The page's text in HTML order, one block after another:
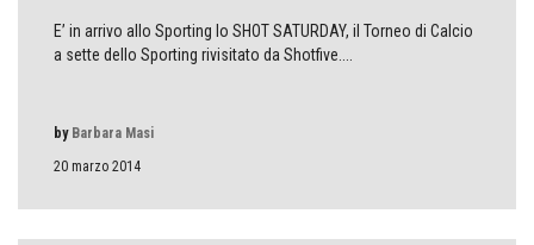
E’ in arrivo allo Sporting lo SHOT SATURDAY, il Torneo di Calcio
a sette dello Sporting rivisitato da Shotfive....
20 marzo 2014
by Barbara Masi